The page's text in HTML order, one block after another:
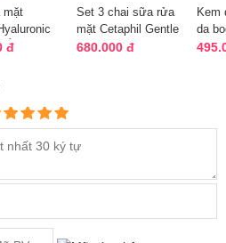
mặt
Úc dưỡng
đ
Set 3 chai sữa rửa
mặt Cetaphil Gentle
Skin Cleanser của
680.000 đ
Kem
da